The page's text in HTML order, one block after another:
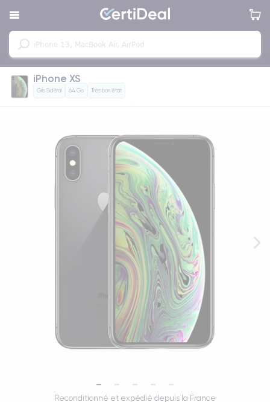
iPhone XS
Gris Sidéral 64 Go Très bon état
Reconditionné et expédié depuis la France